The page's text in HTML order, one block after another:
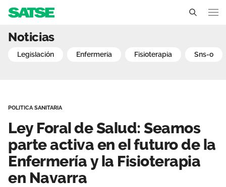
Delegados Sindicales
Estructura organizativa
Transparencia
Secciones sindicales
Servicios
Actualidad
Temas
Navarra
Contáctanos
Ley Foral de Salud:
Noticias
legislación enfermería fisioterapia sns-o
POLITICA SANITARIA
Ley Foral de Salud: Seamos
parte activa en el futuro de la
Enfermería y la Fisioterapia
en Navarra